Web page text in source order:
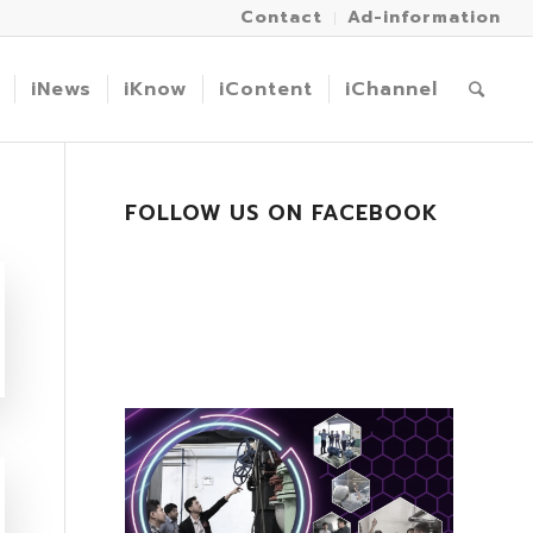
Contact Ad-information
iNews iKnow iContent iChannel
FOLLOW US ON FACEBOOK